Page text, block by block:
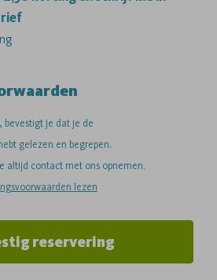
bevestigt je dat je de
gelezen en begrepen.
altijd contact met ons opnemen.
lezen
reservering